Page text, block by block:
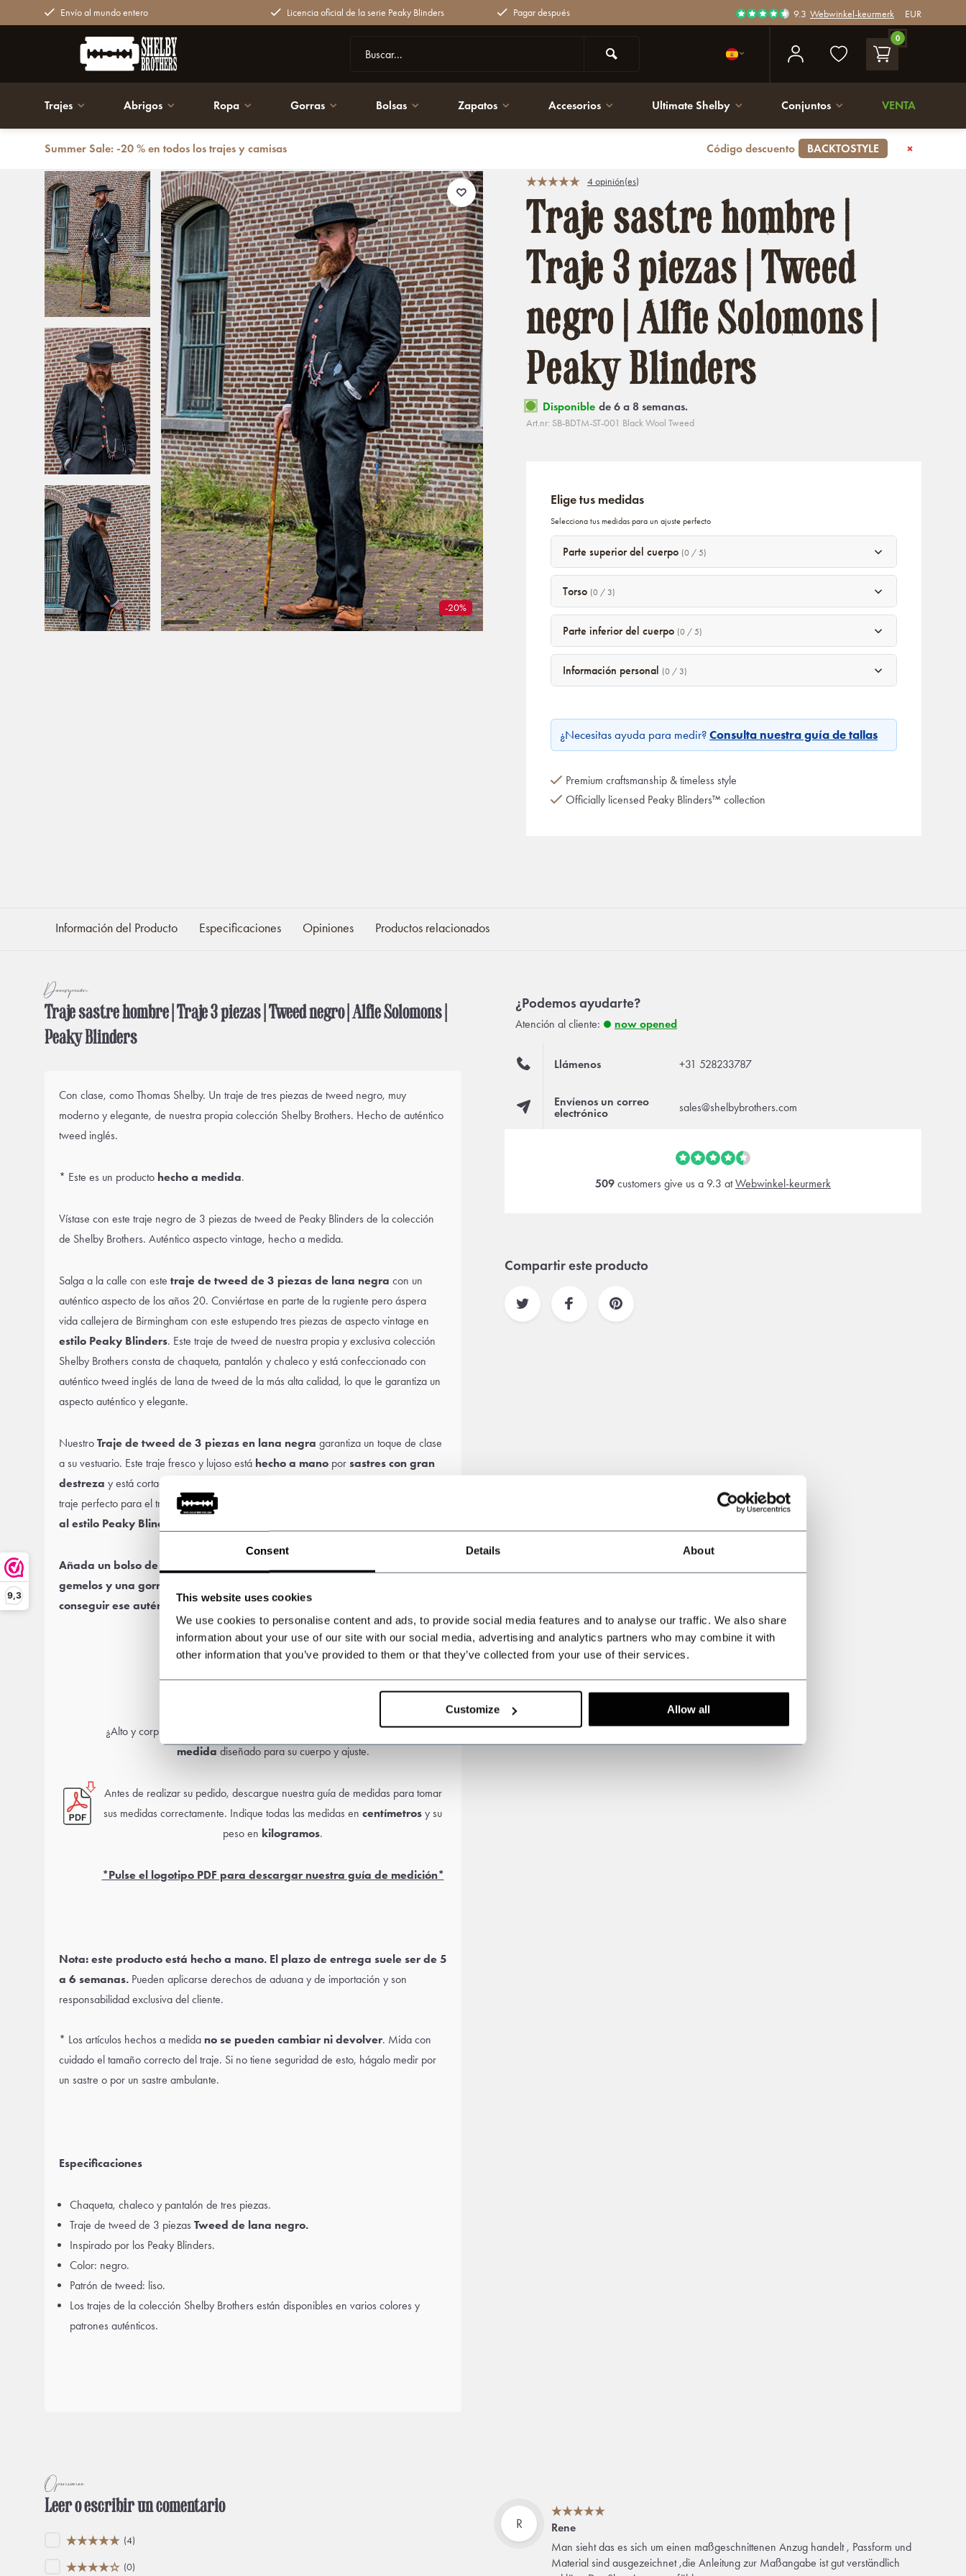
Consent Details About
This website uses cookies
We use cookies to personalise content and ads, to provide social media features and to analyse our traffic. We also share
information about your use of our site with our social media, advertising and analytics partners who may combine it with
other information that you’ve provided to them or that they’ve collected from your use of their services.
Customize Allow all
9,3
Envío al mundo entero Licencia oficial de la serie Peaky Blinders Pagar después 9.3 Webwinkel-keurmerk EUR
0
Trajes Abrigos Ropa Gorras Bolsas Zapatos Accesorios Ultimate Shelby Conjuntos VENTA
Summer Sale: -20 % en todos los trajes y camisas Código descuento BACKTOSTYLE
Volver atrás Traje sastre hombre | Traje 3 piezas | Tweed negro | Alfie Solomons | Peaky Blinders
-20%
4 opinión(es)
Traje sastre hombre |
Traje 3 piezas | Tweed
negro | Alfie Solomons |
Peaky Blinders
Disponible de 6 a 8 semanas.
Art.nr: SB-BDTM-ST-001 Black Wool Tweed
Elige tus medidas
Selecciona tus medidas para un ajuste perfecto
Parte superior del cuerpo (0 / 5)
Torso (0 / 3)
Parte inferior del cuerpo (0 / 5)
Información personal (0 / 3)
¿Necesitas ayuda para medir? Consulta nuestra guía de tallas
Premium craftsmanship & timeless style
Officially licensed Peaky Blinders™ collection
Información del Producto Especificaciones Opiniones Productos relacionados
Descripción
Traje sastre hombre | Traje 3 piezas | Tweed negro | Alfie Solomons |
Peaky Blinders
Con clase, como Thomas Shelby. Un traje de tres piezas de tweed negro, muy
moderno y elegante, de nuestra propia colección Shelby Brothers. Hecho de auténtico
tweed inglés.
* Este es un producto hecho a medida.
Vístase con este traje negro de 3 piezas de tweed de Peaky Blinders de la colección
de Shelby Brothers. Auténtico aspecto vintage, hecho a medida.
Salga a la calle con este traje de tweed de 3 piezas de lana negra con un
auténtico aspecto de los años 20. Conviértase en parte de la rugiente pero áspera
vida callejera de Birmingham con este estupendo tres piezas de aspecto vintage en
estilo Peaky Blinders. Este traje de tweed de nuestra propia y exclusiva colección
Shelby Brothers consta de chaqueta, pantalón y chaleco y está confeccionado con
auténtico tweed inglés de lana de tweed de la más alta calidad, lo que le garantiza un
aspecto auténtico y elegante.
Nuestro Traje de tweed de 3 piezas en lana negra garantiza un toque de clase
a su vestuario. Este traje fresco y lujoso está hecho a mano por sastres con gran
destreza y está cortado con un ajuste moderno y elegante con grandes detalles. El
traje perfecto para el trabajo, los negocios y el ocio y la mejor opción para una
al estilo Peaky Blinders
Añada un bolso de tweed
gemelos y una gorra plana
conseguir ese auténtico aspecto total de Shelby Brothers.
¿Alto y corpulento o más bajo y delgado? No se preocupe. Elija untraje a
medida diseñado para su cuerpo y ajuste.
Antes de realizar su pedido, descargue nuestra guía de medidas para tomar
sus medidas correctamente. Indique todas las medidas en centímetros y su
peso en kilogramos.
*Pulse el logotipo PDF para descargar nuestra guía de medición*
Nota: este producto está hecho a mano. El plazo de entrega suele ser de 5
a 6 semanas. Pueden aplicarse derechos de aduana y de importación y son
responsabilidad exclusiva del cliente.
* Los artículos hechos a medida no se pueden cambiar ni devolver. Mida con
cuidado el tamaño correcto del traje. Si no tiene seguridad de esto, hágalo medir por
un sastre o por un sastre ambulante.
Especificaciones
Chaqueta, chaleco y pantalón de tres piezas.
Traje de tweed de 3 piezas Tweed de lana negro.
Inspirado por los Peaky Blinders.
Color: negro.
Patrón de tweed: liso.
Los trajes de la colección Shelby Brothers están disponibles en varios colores y
patrones auténticos.
¿Podemos ayudarte?
Atención al cliente: now opened
Llámenos +31 528233787
Envíenos un correo
electrónico
sales@shelbybrothers.com
509 customers give us a 9.3 atWebwinkel-keurmerk
Compartir este producto
Opiniones
Leer o escribir un comentario
(4)
(0)
R
Rene
Man sieht das es sich um einen maßgeschnittenen Anzug handelt , Passform und
Material sind ausgezeichnet ,die Anleitung zur Maßangabe ist gut verständlich